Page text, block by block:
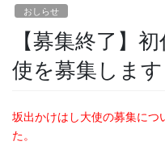
おしらせ
【募集終了】
使を募集します
坂出かけはし大使の募集につ
た。